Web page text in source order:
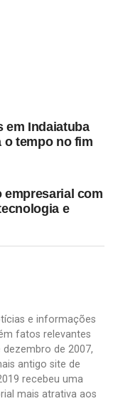
em Indaiatuba
o tempo no fim
empresarial com
e
e informações
fatos relevantes
de 2007,
antigo site de
recebeu uma
mais atrativa aos